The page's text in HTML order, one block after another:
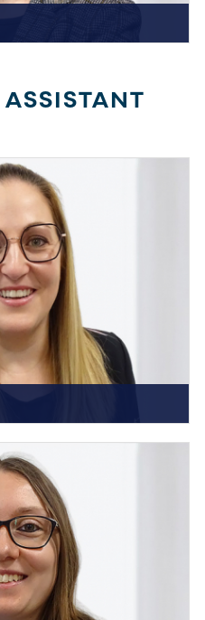
Send E-Mail
ASSISTANT
+49 7231 44434-15
Send E-Mail